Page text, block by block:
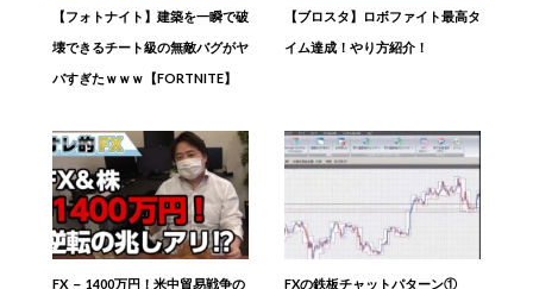
【フォトナイト】建築を一瞬で破
壊できるチート級の無敵バグがヤ
バすぎたｗｗｗ【FORTNITE】
【ブロスタ】ロボファイト最高タ
イム達成！やり方紹介！
FX － 1400万円！米中貿易戦争の
FXの鉄板チャットパターン①